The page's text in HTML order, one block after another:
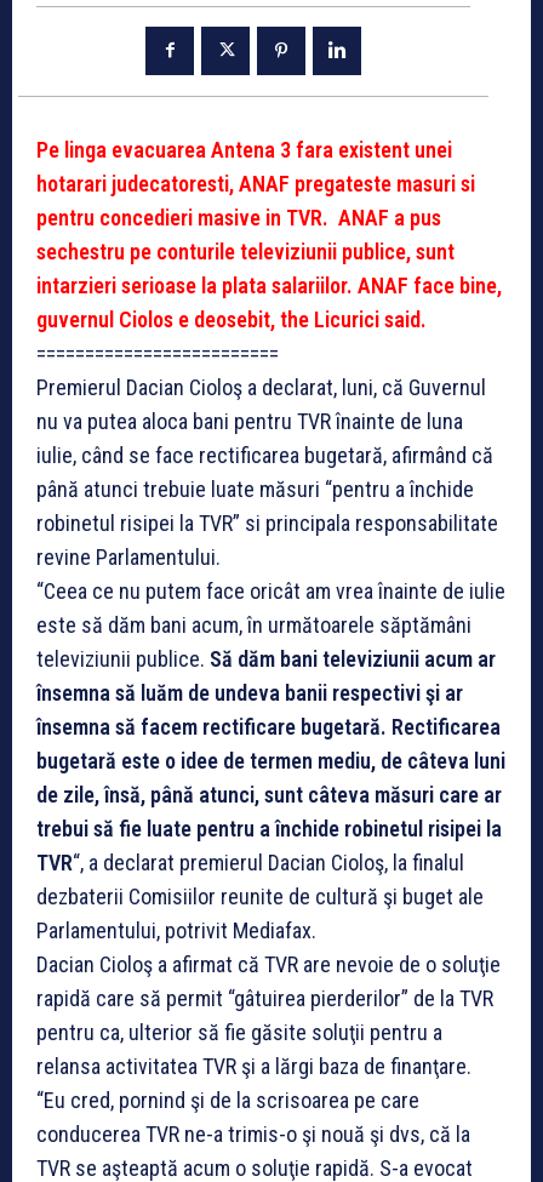
Pe linga evacuarea Antena 3 fara existent unei
hotarari judecatoresti, ANAF pregateste masuri si
pentru concedieri masive in TVR. ANAF a pus
sechestru pe conturile televiziunii publice, sunt
intarzieri serioase la plata salariilor. ANAF face bine,
guvernul Ciolos e deosebit, the Licurici said.
=========================
Premierul Dacian Cioloş a declarat, luni, că Guvernul
nu va putea aloca bani pentru TVR înainte de luna
iulie, când se face rectificarea bugetară, afirmând că
până atunci trebuie luate măsuri “pentru a închide
robinetul risipei la TVR” si principala responsabilitate
revine Parlamentului.
“Ceea ce nu putem face oricât am vrea înainte de iulie
este să dăm bani acum, în următoarele săptămâni
televiziunii publice. Să dăm bani televiziunii acum ar
însemna să luăm de undeva banii respectivi şi ar
însemna să facem rectificare bugetară. Rectificarea
bugetară este o idee de termen mediu, de câteva luni
de zile, însă, până atunci, sunt câteva măsuri care ar
trebui să fie luate pentru a închide robinetul risipei la
TVR“, a declarat premierul Dacian Cioloş, la finalul
dezbaterii Comisiilor reunite de cultură şi buget ale
Parlamentului, potrivit Mediafax.
Dacian Cioloş a afirmat că TVR are nevoie de o soluţie
rapidă care să permit “gâtuirea pierderilor” de la TVR
pentru ca, ulterior să fie găsite soluţii pentru a
relansa activitatea TVR şi a lărgi baza de finanţare.
“Eu cred, pornind şi de la scrisoarea pe care
conducerea TVR ne-a trimis-o şi nouă şi dvs, că la
TVR se aşteaptă acum o soluţie rapidă. S-a evocat